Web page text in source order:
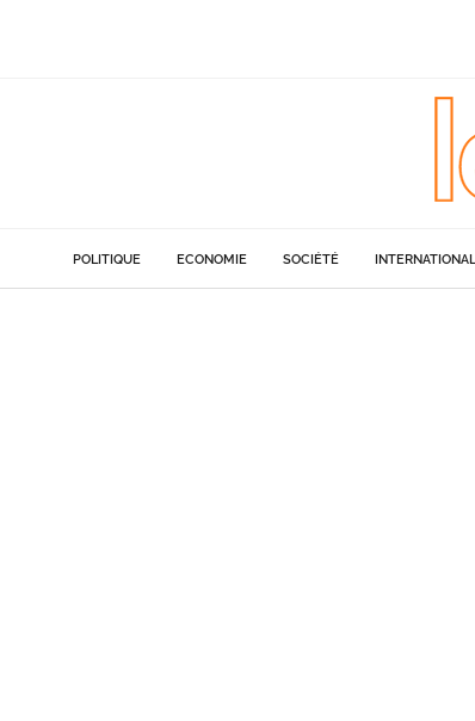
POLITIQUE ECONOMIE SOCIÉTÉ INTERNATIONAL